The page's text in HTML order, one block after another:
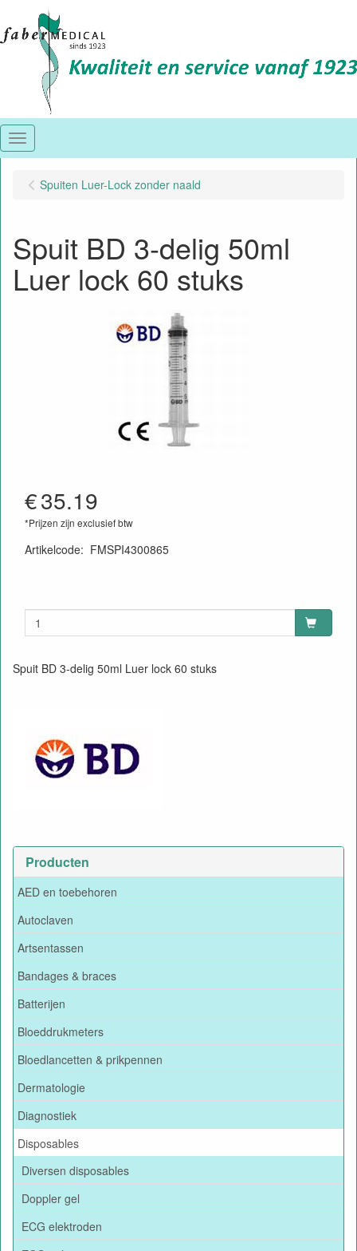
Menu
Producten
AED en toebehoren
Autoclaven
Artsentassen
Bandages & braces
Batterijen
Bloeddrukmeters
Bloedlancetten & prikpennen
Dermatologie
Diagnostiek
Disposables
Diversen disposables
Doppler gel
ECG elektroden
Spuiten Luer-Lock zonder naald
Spuit BD 3-delig 50ml
Luer lock 60 stuks
€35.19
*Prijzen zijn exclusief btw
Artikelcode: FMSPI4300865
Spuit BD 3-delig 50ml Luer lock 60 stuks